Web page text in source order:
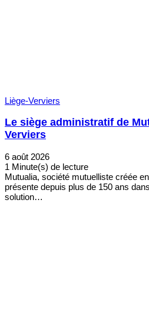
Liège-Verviers
Le siège administratif de
Verviers
6 août 2026
1 Minute(s) de lecture
Mutualia, société mutuelliste créée
présente depuis plus de 150 ans
solution…